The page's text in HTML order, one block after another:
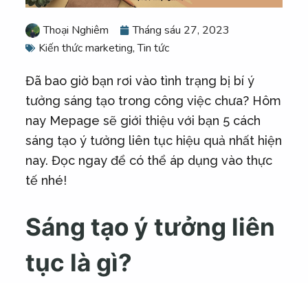
Thoại Nghiêm
Tháng sáu 27, 2023
Kiến thức marketing,Tin tức
Đã bao giờ bạn rơi vào tình trạng bị bí ý
tưởng sáng tạo trong công việc chưa? Hôm
nay Mepage sẽ giới thiệu với bạn 5 cách
sáng tạo ý tưởng liên tục hiệu quả nhất hiện
nay. Đọc ngay để có thể áp dụng vào thực
tế nhé!
Sáng tạo ý tưởng liên
tục là gì?